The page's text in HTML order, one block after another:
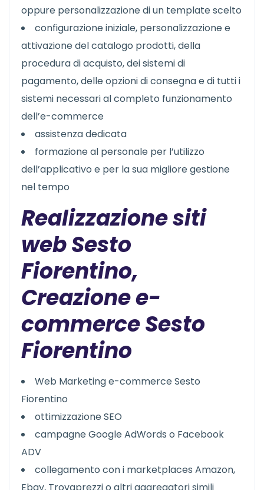
oppure personalizzazione di un template scelto
configurazione iniziale, personalizzazione e
attivazione del catalogo prodotti, della
procedura di acquisto, dei sistemi di
pagamento, delle opzioni di consegna e di tutti i
sistemi necessari al completo funzionamento
dell’e-commerce
assistenza dedicata
formazione al personale per l’utilizzo
dell’applicativo e per la sua migliore gestione
nel tempo
Realizzazione siti
web Sesto
Fiorentino,
Creazione e-
commerce Sesto
Fiorentino
Web Marketing e-commerce Sesto
Fiorentino
ottimizzazione SEO
campagne Google AdWords o Facebook
ADV
collegamento con i marketplaces Amazon,